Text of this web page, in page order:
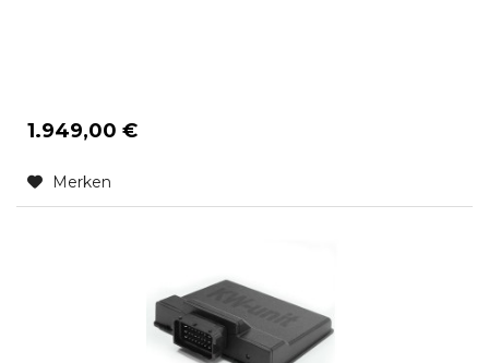
1.949,00 €
Merken